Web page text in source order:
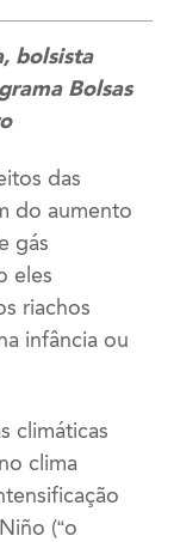
bolsista
Bolsas
das
do aumento
gás
eles
riachos
infância ou
climáticas
clima
(“o